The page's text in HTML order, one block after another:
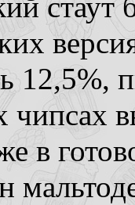
стаут
12,5%,
чипсах
в